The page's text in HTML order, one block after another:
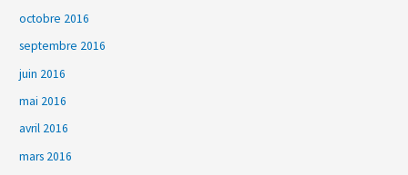
octobre 2016
septembre 2016
juin 2016
mai 2016
avril 2016
mars 2016